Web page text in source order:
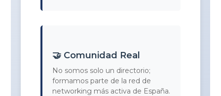
🤝 Comunidad Real
No somos solo un directorio;
formamos parte de la red de
networking más activa de España.